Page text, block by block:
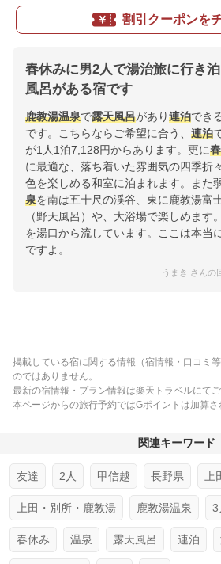
割引クーポンを
春休みに男2人で湯治旅に行き
風呂がある宿です
鹿教湯温泉で露天風呂があり連泊でき
です。こちらならご希望に合う、 連泊
が1人1泊7,128円からあります。更に春
に最適な、落ち着いた雰囲気の四季折
色を楽しめる和室に泊まれます。また
泉を南は五十尺の渓谷、東に鹿教湯富
（野天風呂）や、大浴場で楽しめます
を湯口から流しています。ここは本当
ですよ。
うまき さんの
掲載している宿に関する情報（宿情報・口コミ
のではありません。
最新の宿情報・プラン情報は楽天トラベルにてご
本ページからの旅行予約ではGポイントは加算さ
関連キーワード
友達 2人 甲信越 長野県
上田・別所・鹿教湯 鹿教湯温泉 3
春休み 温泉 露天風呂 連泊